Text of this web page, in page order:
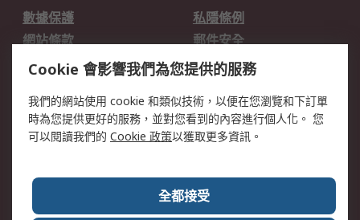
數據保護
私隱條例
網站條款
郵件安全
销售条款和条件
關於RS
RS的歷史
關於RS
加入我們
新聞中心
RS銷售條款
Cookie 會影響我們為您提供的服務
我們的網站使用 cookie 和類似技術，以便在您瀏覽和下訂單
時為您提供更好的服務，並對您看到的內容進行個人化。 您
可以閱讀我們的 Cookie 政策以獲取更多資訊。
全都接受